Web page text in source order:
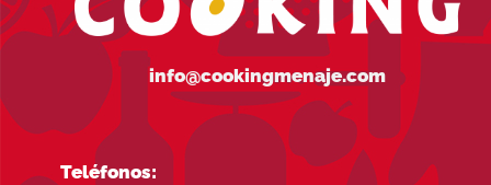
info@cookingmenaje.com
Teléfonos: